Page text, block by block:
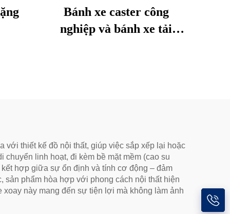
Bánh xe caster công
nghiệp và bánh xe tải
với thiết kế đồ nội thất, giúp việc sắp xếp lại hoặc
linh hoạt, đi kèm bề mặt mềm (cao su
hợp giữa sự ổn định và tính cơ động – đảm
sản phẩm hòa hợp với phong cách nội thất hiện
này mang đến sự tiện lợi mà không làm ảnh